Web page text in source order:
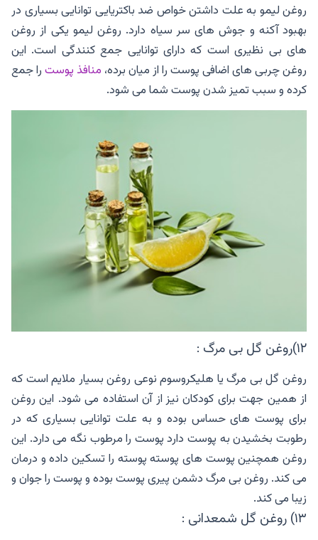
روغن لیمو به علت داشتن خواص ضد باکتریایی توانایی بسیاری در
بهبود آکنه و جوش های سر سیاه دارد. روغن لیمو یکی از روغن
های بی نظیری است که دارای توانایی جمع کنندگی است. این
روغن چربی های اضافی پوست را از میان برده، منافذ پوسترا جمع
کرده و سبب تمیز شدن پوست شما می شود.
۱۲)روغن گل بی مرگ :
روغن گل بی مرگ یا هلیکروسوم نوعی روغن بسیار ملایم است که
از همین جهت برای کودکان نیز از آن استفاده می شود. این روغن
برای پوست های حساس بوده و به علت توانایی بسیاری که در
رطوبت بخشیدن به پوست دارد پوست را مرطوب نگه می دارد. این
روغن همچنین پوست های پوسته پوسته را تسکین داده و درمان
می کند. روغن بی مرگ دشمن پیری پوست بوده و پوست را جوان و
زیبا می کند.
۱۳) روغن گل شمعدانی :